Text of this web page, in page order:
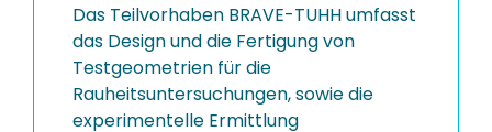
Das Teilvorhaben BRAVE-TUHH umfasst
das Design und die Fertigung von
Testgeometrien für die
Rauheitsuntersuchungen, sowie die
experimentelle Ermittlung